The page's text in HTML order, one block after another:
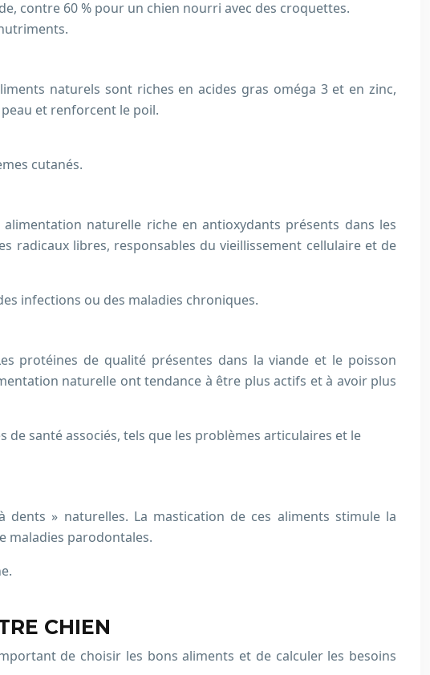
contre 60 % pour un chien nourri avec des croquettes.
naturels sont riches en acides gras oméga 3 et en zinc,
et renforcent le poil.
cutanés.
naturelle riche en antioxydants présents dans les
radicaux libres, responsables du vieillissement cellulaire et de
infections ou des maladies chroniques.
protéines de qualité présentes dans la viande et le poisson
naturelle ont tendance à être plus actifs et à avoir plus
santé associés, tels que les problèmes articulaires et le
dents » naturelles. La mastication de ces aliments stimule la
maladies parodontales.
CHIEN
de choisir les bons aliments et de calculer les besoins